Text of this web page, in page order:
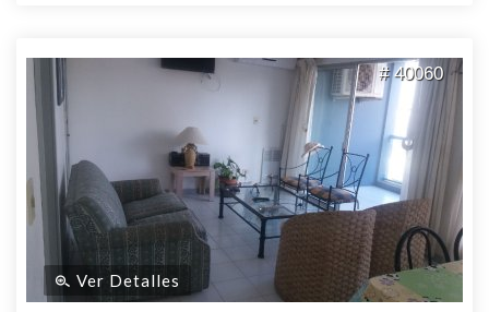
# 40060
Ver Detalles